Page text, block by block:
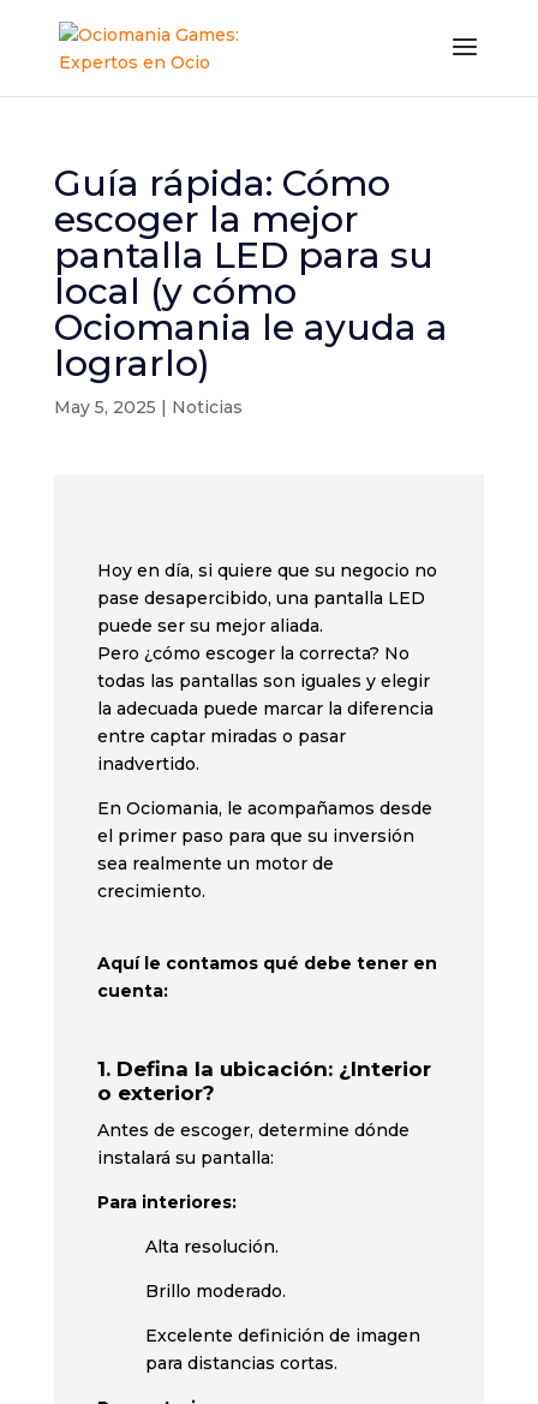
Guía rápida: Cómo
escoger la mejor
pantalla LED para su
local (y cómo
Ociomania le ayuda a
lograrlo)
May 5, 2025 | Noticias
Hoy en día, si quiere que su negocio no
pase desapercibido, una pantalla LED
puede ser su mejor aliada.
Pero ¿cómo escoger la correcta? No
todas las pantallas son iguales y elegir
la adecuada puede marcar la diferencia
entre captar miradas o pasar
inadvertido.
En Ociomania, le acompañamos desde
el primer paso para que su inversión
sea realmente un motor de
crecimiento.
Aquí le contamos qué debe tener en
cuenta:
1. Defina la ubicación: ¿Interior
o exterior?
Antes de escoger, determine dónde
instalará su pantalla:
Para interiores:
Alta resolución.
Brillo moderado.
Excelente definición de imagen
para distancias cortas.